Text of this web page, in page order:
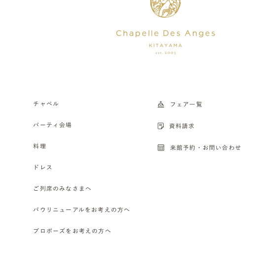
チャペル
パーティ会場
料理
ドレス
ご列席のみなさまへ
バウリニューアルをお考えの方へ
プロポーズをお考えの方へ
フェア一覧
資料請求
来館予約・お問い合わせ